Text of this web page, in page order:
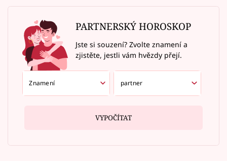
PARTNERSKÝ HOROSKOP
Jste si souzení? Zvolte znamení a
zjistěte, jestli vám hvězdy přejí.
VYPOČÍTAT